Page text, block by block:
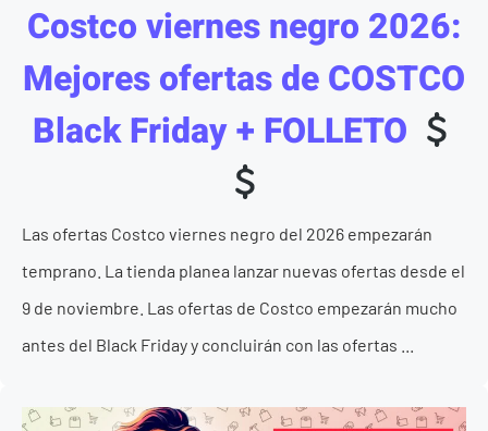
Costco viernes negro 2026:
Mejores ofertas de COSTCO
Black Friday + FOLLETO
Las ofertas Costco viernes negro del 2026 empezarán
temprano. La tienda planea lanzar nuevas ofertas desde el
9 de noviembre. Las ofertas de Costco empezarán mucho
antes del Black Friday y concluirán con las ofertas ...